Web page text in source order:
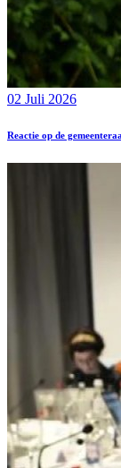
02 Juli 2026
Reactie op de